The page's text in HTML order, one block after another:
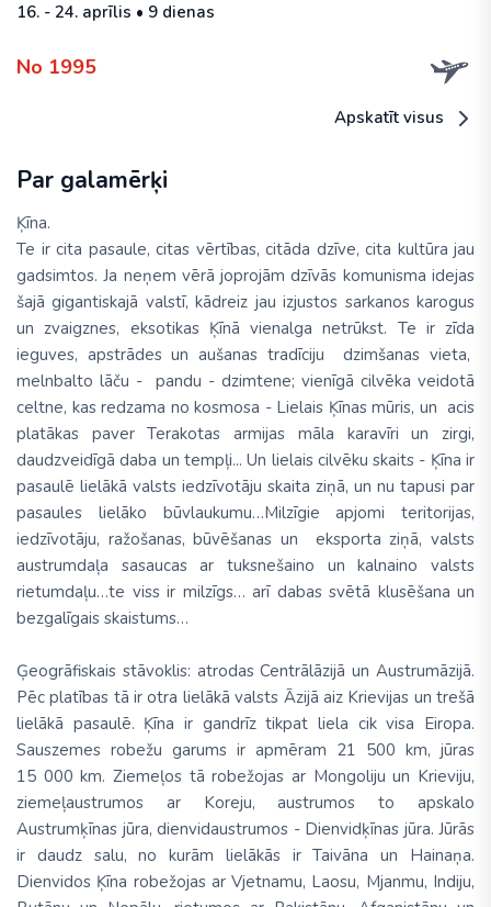
16. - 24. aprīlis • 9 dienas
No 1995
Apskatīt visus
Par galamērķi
Ķīna.
Te ir cita pasaule, citas vērtības, citāda dzīve, cita kultūra jau
gadsimtos. Ja neņem vērā joprojām dzīvās komunisma idejas
šajā gigantiskajā valstī, kādreiz jau izjustos sarkanos karogus
un zvaigznes, eksotikas Ķīnā vienalga netrūkst. Te ir zīda
ieguves, apstrādes un aušanas tradīciju dzimšanas vieta,
melnbalto lāču - pandu - dzimtene; vienīgā cilvēka veidotā
celtne, kas redzama no kosmosa - Lielais Ķīnas mūris, un acis
platākas paver Terakotas armijas māla karavīri un zirgi,
daudzveidīgā daba un tempļi... Un lielais cilvēku skaits - Ķīna ir
pasaulē lielākā valsts iedzīvotāju skaita ziņā, un nu tapusi par
pasaules lielāko būvlaukumu…Milzīgie apjomi teritorijas,
iedzīvotāju, ražošanas, būvēšanas un eksporta ziņā, valsts
austrumdaļa sasaucas ar tuksnešaino un kalnaino valsts
rietumdaļu…te viss ir milzīgs… arī dabas svētā klusēšana un
bezgalīgais skaistums…
Ģeogrāfiskais stāvoklis: atrodas Centrālāzijā un Austrumāzijā.
Pēc platības tā ir otra lielākā valsts Āzijā aiz Krievijas un trešā
lielākā pasaulē. Ķīna ir gandrīz tikpat liela cik visa Eiropa.
Sauszemes robežu garums ir apmēram 21 500 km, jūras
15 000 km. Ziemeļos tā robežojas ar Mongoliju un Krieviju,
ziemeļaustrumos ar Koreju, austrumos to apskalo
Austrumķīnas jūra, dienvidaustrumos - Dienvidķīnas jūra. Jūrās
ir daudz salu, no kurām lielākās ir Taivāna un Hainaņa.
Dienvidos Ķīna robežojas ar Vjetnamu, Laosu, Mjanmu, Indiju,